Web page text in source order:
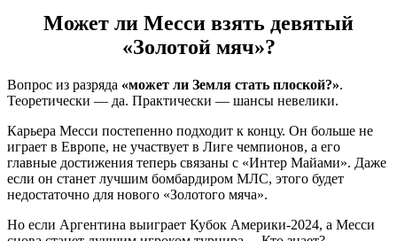
Может ли Месси взять девятый
«Золотой мяч»?
Вопрос из разряда «может ли Земля стать плоской?».
Теоретически — да. Практически — шансы невелики.
Карьера Месси постепенно подходит к концу. Он больше не
играет в Европе, не участвует в Лиге чемпионов, а его
главные достижения теперь связаны с «Интер Майами». Даже
если он станет лучшим бомбардиром МЛС, этого будет
недостаточно для нового «Золотого мяча».
Но если Аргентина выиграет Кубок Америки-2024, а Месси